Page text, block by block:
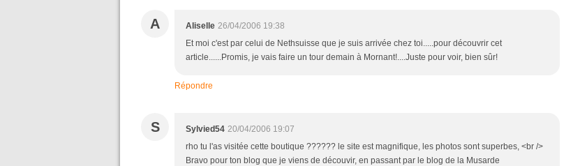
A Aliselle 26/04/2006 19:38
Et moi c'est par celui de Nethsuisse que je suis arrivée chez toi.....pour découvrir cet
article......Promis, je vais faire un tour demain à Mornant!....Juste pour voir, bien sûr!
Répondre
S Sylvied54 20/04/2006 19:07
rho tu l'as visitée cette boutique ?????? le site est magnifique, les photos sont superbes, <br />
Bravo pour ton blog que je viens de découvir, en passant par le blog de la Musarde